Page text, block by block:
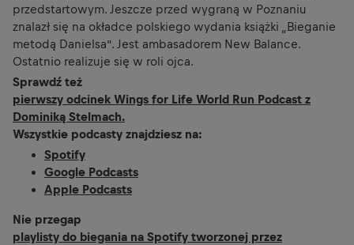
przedstartowym. Jeszcze przed wygraną w Poznaniu
znalazł się na okładce polskiego wydania książki „Bieganie
metodą Danielsa”. Jest ambasadorem New Balance.
Ostatnio realizuje się w roli ojca.
Sprawdź też
pierwszy odcinek Wings for Life World Run Podcast z
Dominiką Stelmach.
Wszystkie podcasty znajdziesz na:
Spotify
Google Podcasts
Apple Podcasts
Nie przegap
playlisty do biegania na Spotify tworzonej przez